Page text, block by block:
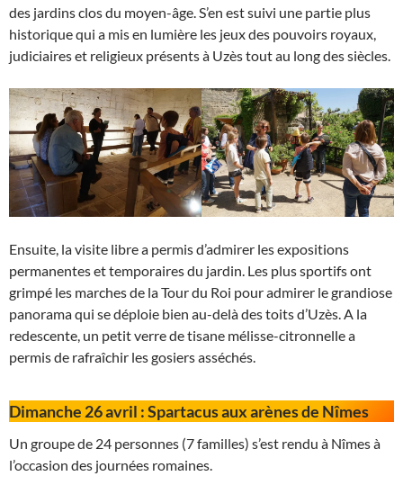
des jardins clos du moyen-âge. S’en est suivi une partie plus
historique qui a mis en lumière les jeux des pouvoirs royaux,
judiciaires et religieux présents à Uzès tout au long des siècles.
Ensuite, la visite libre a permis d’admirer les expositions
permanentes et temporaires du jardin. Les plus sportifs ont
grimpé les marches de la Tour du Roi pour admirer le grandiose
panorama qui se déploie bien au-delà des toits d’Uzès. A la
redescente, un petit verre de tisane mélisse-citronnelle a
permis de rafraîchir les gosiers asséchés.
Dimanche 26 avril : Spartacus aux arènes de Nîmes
Un groupe de 24 personnes (7 familles) s’est rendu à Nîmes à
l’occasion des journées romaines.